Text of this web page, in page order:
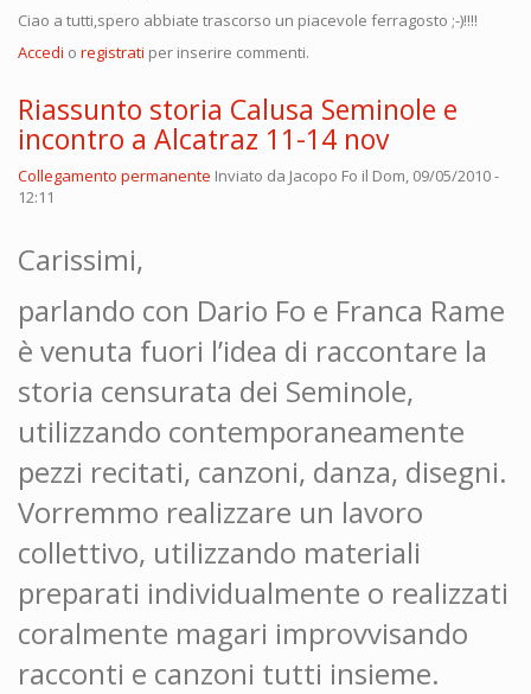
Ciao a tutti,spero abbiate trascorso un piacevole ferragosto ;-)!!!!
Accedi o registrati per inserire commenti.
Riassunto storia Calusa Seminole e
incontro a Alcatraz 11-14 nov
Collegamento permanente Inviato da Jacopo Fo il Dom, 09/05/2010 -
12:11
Carissimi,
parlando con Dario Fo e Franca Rame
è venuta fuori l’idea di raccontare la
storia censurata dei Seminole,
utilizzando contemporaneamente
pezzi recitati, canzoni, danza, disegni.
Vorremmo realizzare un lavoro
collettivo, utilizzando materiali
preparati individualmente o realizzati
coralmente magari improvvisando
racconti e canzoni tutti insieme.